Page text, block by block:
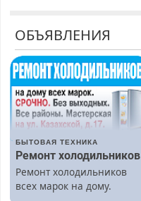
ОБЪЯВЛЕНИЯ
БЫТОВАЯ ТЕХНИКА
Ремонт холодильников
Ремонт холодильников
всех марок на дому.